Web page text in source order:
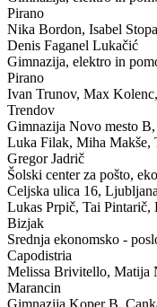
Pirano
Nika Bordon, Isabel
Denis Faganel Lukačić
Gimnazija, elektro in
Pirano
Ivan Trunov, Max
Trendov
Gimnazija Novo mesto B,
Luka Filak, Miha Makše,
Gregor Jadrič
Šolski center za pošto,
Celjska ulica 16, Ljubljana
Lukas Prpič, Tai Pintarič,
Bizjak
Srednja ekonomsko -
Capodistria
Melissa Brivitello, Matija
Marancin
Gimnazija KoperB,